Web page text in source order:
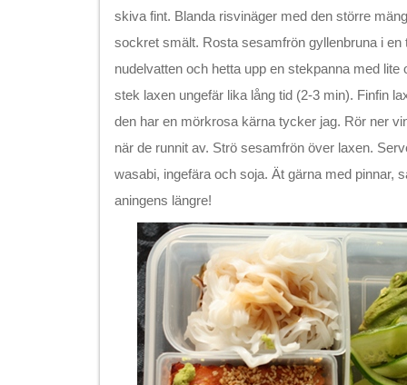
skiva fint. Blanda risvinäger med den större
sockret smält. Rosta sesamfrön gyllenbruna i en
nudelvatten och hetta upp en stekpanna med lite
stek laxen ungefär lika lång tid (2-3 min). Finfin
den har en mörkrosa kärna tycker jag. Rör ner
när de runnit av. Strö sesamfrön över laxen.
wasabi, ingefära och soja. Ät gärna med pinnar,
aningens längre!